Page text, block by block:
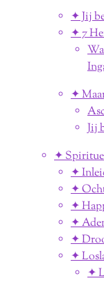
✦ Jij
✦ 7
✦
Jij
✦
✦
✦
✦
✦
✦
✦
✦